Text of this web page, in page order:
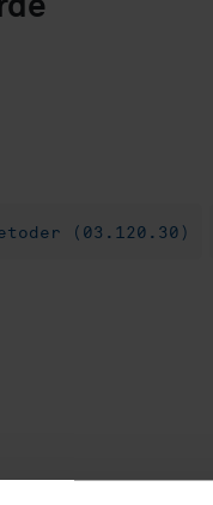
(03.120.30)